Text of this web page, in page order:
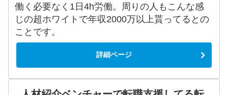
働く必要なく1日4h労働。周りの人もこんな感
じの超ホワイトで年収2000万以上貰ってるとの
ことです。
詳細ページ